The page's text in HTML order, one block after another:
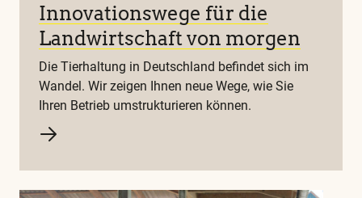
Innovationswege für die
Landwirtschaft von morgen
Die Tierhaltung in Deutschland befindet sich im
Wandel. Wir zeigen Ihnen neue Wege, wie Sie
Ihren Betrieb umstrukturieren können.